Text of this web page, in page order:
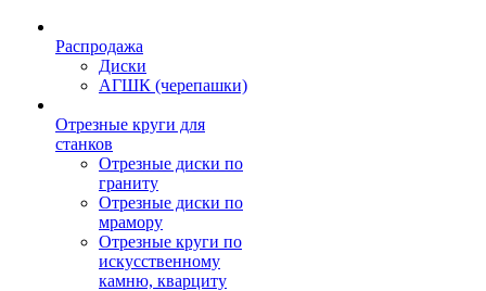
Распродажа
Диски
АГШК (черепашки)
Отрезные круги для
станков
Отрезные диски по
граниту
Отрезные диски по
мрамору
Отрезные круги по
искусственному
камню, кварциту